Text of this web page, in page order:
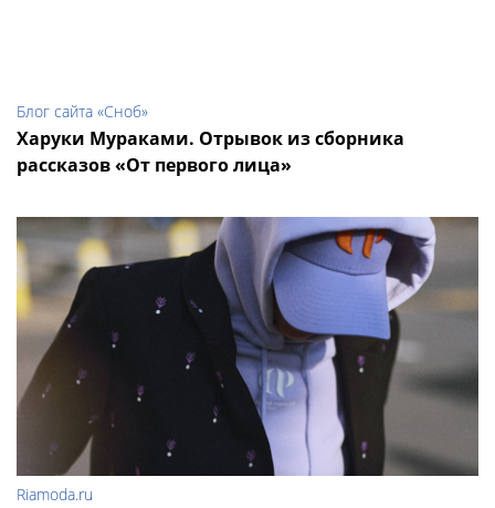
Блог сайта «Сноб»
Харуки Мураками. Отрывок из сборника
рассказов «От первого лица»
Riamoda.ru